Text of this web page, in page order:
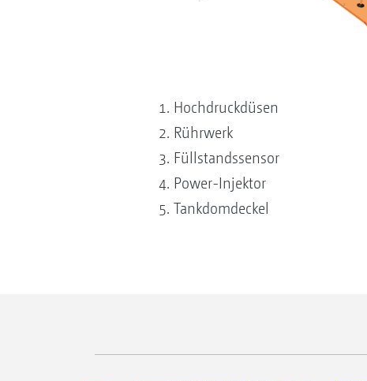
Hochdruckdüsen
Rührwerk
Füllstandssensor
Power-Injektor
Tankdomdeckel